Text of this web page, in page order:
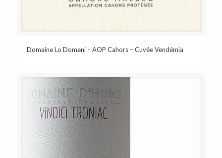
Domaine Lo Domeni – AOP Cahors – Cuvée Vendémia